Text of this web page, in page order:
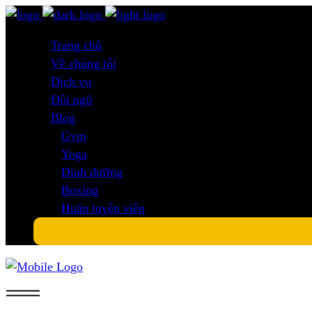
Trang chủ
Về chúng tôi
Dịch vụ
Đội ngũ
Blog
Gym
Yoga
Dinh dưỡng
Boxing
Huấn luyện viên